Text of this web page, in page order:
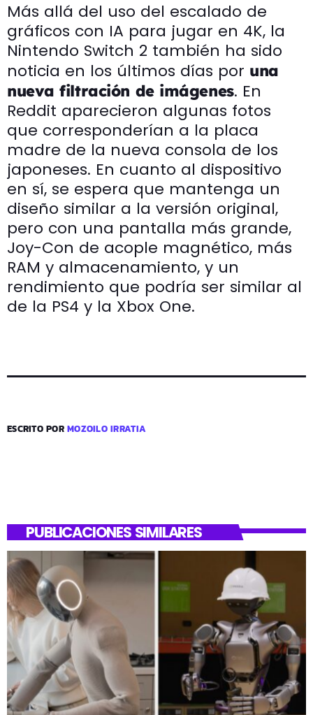
Más allá del uso del escalado de
gráficos con IA para jugar en 4K, la
Nintendo Switch 2 también ha sido
noticia en los últimos días por una
nueva filtración de imágenes. En
Reddit aparecieron algunas fotos
que corresponderían a la placa
madre de la nueva consola de los
japoneses. En cuanto al dispositivo
en sí, se espera que mantenga un
diseño similar a la versión original,
pero con una pantalla más grande,
Joy-Con de acople magnético, más
RAM y almacenamiento, y un
rendimiento que podría ser similar al
de la PS4 y la Xbox One.
ESCRITO PORMOZOILO IRRATIA
PUBLICACIONES SIMILARES